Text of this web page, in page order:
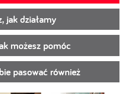
jak działamy
możesz pomóc
pasować również